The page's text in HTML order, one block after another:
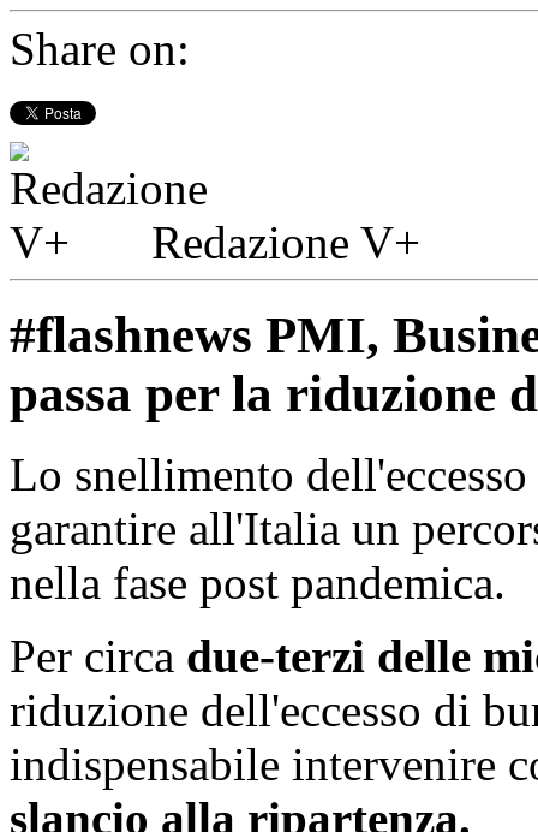
Share on:
Redazione V+
#flashnews PMI,
passa per la riduzione
Lo snellimento
garantire all'Italia un
nella fase post pandemica.
Per circa due-terzi delle
riduzione dell'eccesso di
indispensabile intervenire
slancio alla ripartenza.